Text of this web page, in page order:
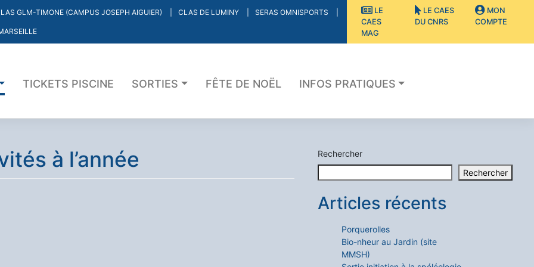
GLM-TIMONE (CAMPUS JOSEPH AIGUIER) CLAS DE LUMINY SERAS OMNISPORTS
LE
CAES
MAG
LE CAES
DU CNRS
MON
COMPTE
TICKETS PISCINE SORTIES FÊTE DE NOËL
INFOS PRATIQUES
à l’année
Rechercher
Rechercher
Articles récents
Porquerolles
Bio-nheur au Jardin (site
MMSH)